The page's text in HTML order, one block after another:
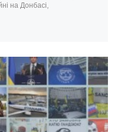
на Донбасі,